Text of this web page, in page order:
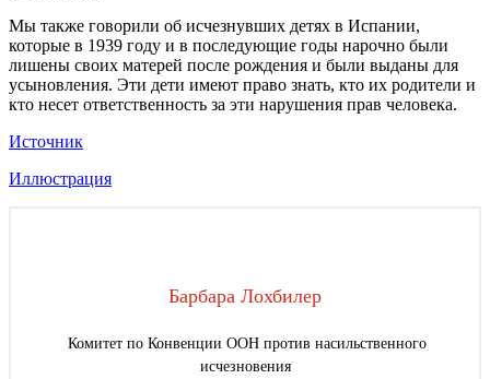
Мы также говорили об исчезнувших детях в Испании,
которые в 1939 году и в последующие годы нарочно были
лишены своих матерей после рождения и были выданы для
усыновления. Эти дети имеют право знать, кто их родители и
кто несет ответственность за эти нарушения прав человека.
Источник
Иллюстрация
Барбара Лохбилер
Комитет по Конвенции ООН против насильственного
исчезновения